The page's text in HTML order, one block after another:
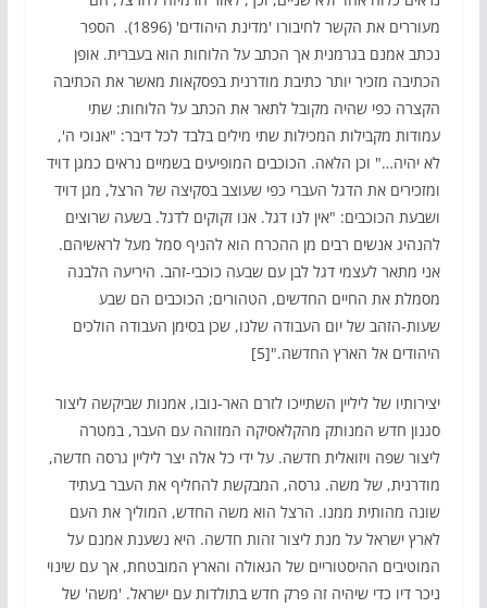
מעוררים את הקשר לחיבורו 'מדינת היהודים' (1896). הספר
נכתב אמנם בגרמנית אך הכתב על הלוחות הוא בעברית. אופן
הכתיבה מזכיר יותר כתיבת מודרנית בפסקאות מאשר את הכתיבה
הקצרה כפי שהיה מקובל לתאר את הכתב על הלוחות: שתי
עמודות מקבילות המכילות שתי מילים בלבד לכל דיבר: "אנוכי ה',
לא יהיה…" וכן הלאה. הכוכבים המופיעים בשמיים נראים כמגן דויד
ומזכירים את הדגל העברי כפי שעוצב בסקיצה של הרצל, מגן דויד
ושבעת הכוכבים: "אין לנו דגל. אנו זקוקים לדגל. בשעה שרוצים
להנהיג אנשים רבים מן ההכרח הוא להניף סמל מעל לראשיהם.
אני מתאר לעצמי דגל לבן עם שבעה כוכבי-זהב. היריעה הלבנה
מסמלת את החיים החדשים, הטהורים; הכוכבים הם שבע
שעות-הזהב של יום העבודה שלנו, שכן בסימן העבודה הולכים
היהודים אל הארץ החדשה."[5]
יצירותיו של ליליין השתייכו לזרם האר-נובו, אמנות שביקשה ליצור
סגנון חדש המנותק מהקלאסיקה המזוהה עם העבר, במטרה
ליצור שפה ויזואלית חדשה. על ידי כל אלה יצר ליליין גרסה חדשה,
מודרנית, של משה. גרסה, המבקשת להחליף את העבר בעתיד
שונה מהותית ממנו. הרצל הוא משה החדש, המוליך את העם
לארץ ישראל על מנת ליצור זהות חדשה. היא נשענת אמנם על
המוטיבים ההיסטוריים של הגאולה והארץ המובטחת, אך עם שינוי
ניכר דיו כדי שיהיה זה פרק חדש בתולדות עם ישראל. 'משה' של